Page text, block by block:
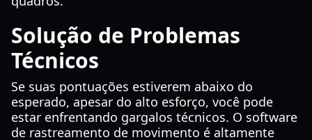
Solução de Problemas
Técnicos
Se suas pontuações estiverem abaixo do
esperado, apesar do alto esforço, você pode
estar enfrentando gargalos técnicos. O software
de rastreamento de movimento é altamente